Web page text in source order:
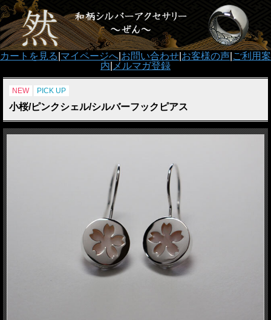
カートを見る マイページへ お問い合わせ お客様の声 ご利用案
内 メルマガ登録
NEW PICK UP
小桜/ピンクシェル/シルバーフックピアス